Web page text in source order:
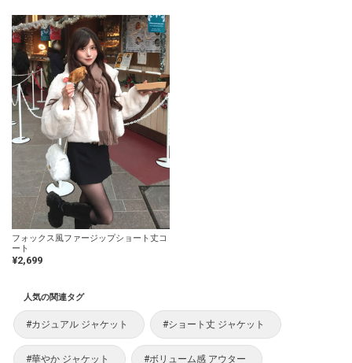
フォックス風ファージップショート丈コ
ート
¥2,699
人気の関連タグ
#カジュアル ジャケット #ショート丈 ジャケット
#華やか ジャケット #ボリューム感 アウター